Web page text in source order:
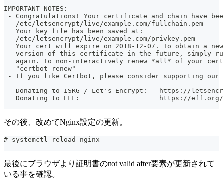
IMPORTANT NOTES:
- Congratulations! Your certificate and chain have
   /etc/letsencrypt/live/example.com/fullchain.pem
   Your key file has been saved at:
   /etc/letsencrypt/live/example.com/privkey.pem
Your cert will expire on 2018-12-07. To obtain a
version of this certificate in the future, simply
again. To non-interactively renew *all* of your
   "certbot renew"
- If you like Certbot, please consider supporting our
Donating to ISRG / Let's Encrypt:   https://
Donating to EFF:                    https://
その後、改めてNginx設定の更新。
# systemctl reload nginx
最後にブラウザより証明書のnot valid after要素が更新されて
いる事を確認。